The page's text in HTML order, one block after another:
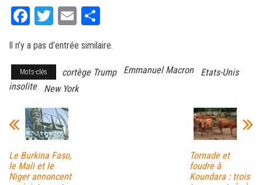
Fa
bo
ok
T
tt
er
E
ail ag
er
Il n’y a pas d’entrée similaire.
Mots-clés cortège Trump Emmanuel Macron
Etats-Unis
insolite
New York
Le Burkina Faso,
le Mali et le
Niger annoncent
Tornade et
foudre à
Koundara : trois